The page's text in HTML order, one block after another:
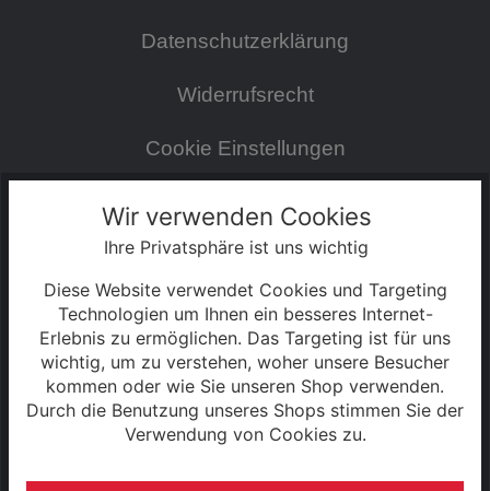
Datenschutzerklärung
Widerrufsrecht
Cookie Einstellungen
Zahlung & Versand
0% Finanzierung
Hinweise zur Batterieentsorgung
Rahmenrechner
Unternehmen
Wir verwenden Cookies
Ihre Privatsphäre ist uns wichtig
Diese Website verwendet Cookies und Targeting
Technologien um Ihnen ein besseres Internet-
Erlebnis zu ermöglichen. Das Targeting ist für uns
wichtig, um zu verstehen, woher unsere Besucher
kommen oder wie Sie unseren Shop verwenden.
Durch die Benutzung unseres Shops stimmen Sie der
Verwendung von Cookies zu.